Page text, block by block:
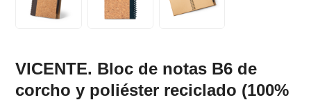
VICENTE. Bloc de notas B6 de
corcho y poliéster reciclado (100%